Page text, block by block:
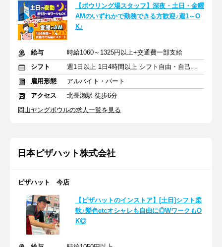
【ボウリング場スタッフ】深夜・土日・金曜
AMのいずれかで勤務できる方歓迎♪週1～O
K♪
給与
時給1060～1325円以上+交通費一部支給
シフト
週1日以上 1日4時間以上 シフト自由・自己申告
雇用形態
アルバイト・パート
アクセス
北長瀬駅 徒歩6分
岡山ヤングボウルの求人一覧を見る
日本ピザハット株式会社
ピザハット 今店
【ピザハットのインストア】[土日]シフト柔
軟♪髪色etcオシャレも自由に◎WワークもO
K◎